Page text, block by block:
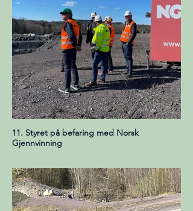
11. Styret på befaring med Norsk
Gjennvinning